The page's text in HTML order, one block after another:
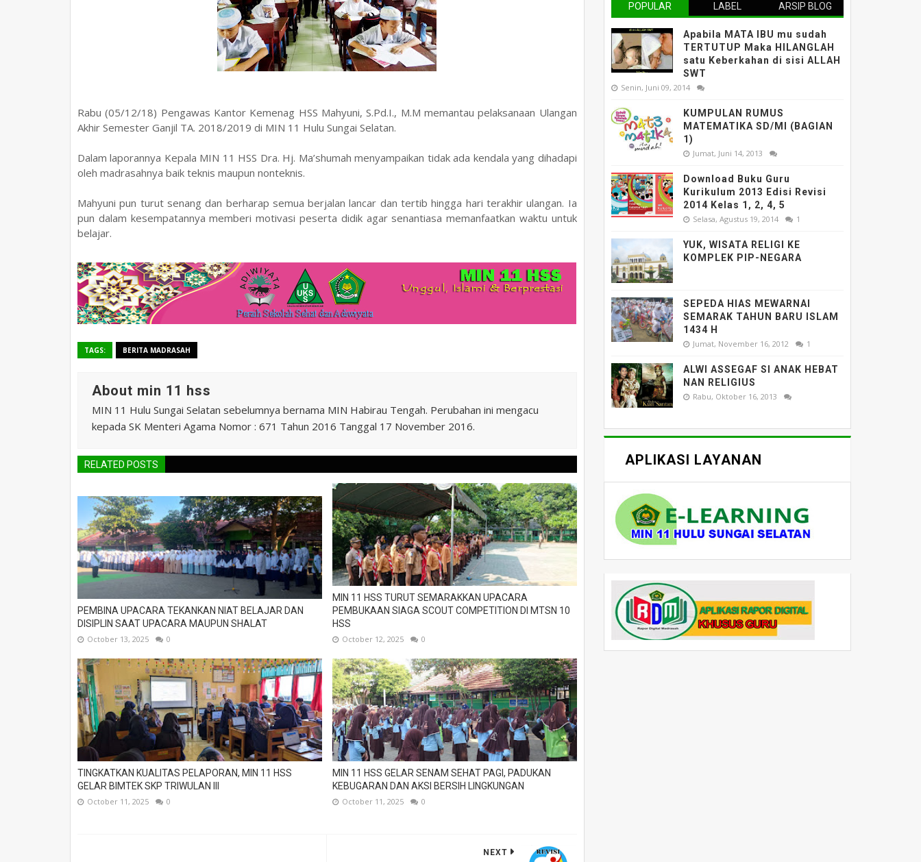
Rabu (05/12/18) Pengawas Kantor Kemenag HSS Mahyuni, S.Pd.I., M.M memantau pelaksanaan Ulangan
Akhir Semester Ganjil TA. 2018/2019 di MIN 11 Hulu Sungai Selatan.
Dalam laporannya Kepala MIN 11 HSS Dra. Hj. Ma’shumah menyampaikan tidak ada kendala yang dihadapi
oleh madrasahnya baik teknis maupun nonteknis.
Mahyuni pun turut senang dan berharap semua berjalan lancar dan tertib hingga hari terakhir ulangan. Ia
pun dalam kesempatannya memberi motivasi peserta didik agar senantiasa memanfaatkan waktu untuk
belajar.
TAGS: BERITA MADRASAH
About min 11 hss
MIN 11 Hulu Sungai Selatan sebelumnya bernama MIN Habirau Tengah. Perubahan ini mengacu
kepada SK Menteri Agama Nomor : 671 Tahun 2016 Tanggal 17 November 2016.
RELATED POSTS
PEMBINA UPACARA TEKANKAN NIAT BELAJAR DAN
DISIPLIN SAAT UPACARA MAUPUN SHALAT
October 13, 2025 0
MIN 11 HSS TURUT SEMARAKKAN UPACARA
PEMBUKAAN SIAGA SCOUT COMPETITION DI MTSN 10
HSS
October 12, 2025 0
TINGKATKAN KUALITAS PELAPORAN, MIN 11 HSS
GELAR BIMTEK SKP TRIWULAN III
October 11, 2025 0
MIN 11 HSS GELAR SENAM SEHAT PAGI, PADUKAN
KEBUGARAN DAN AKSI BERSIH LINGKUNGAN
October 11, 2025 0
NEXT
POPULAR LABEL ARSIP BLOG
Apabila MATA IBU mu sudah
TERTUTUP Maka HILANGLAH
satu Keberkahan di sisi ALLAH
SWT
Senin, Juni 09, 2014
KUMPULAN RUMUS
MATEMATIKA SD/MI (BAGIAN
1)
Jumat, Juni 14, 2013
Download Buku Guru
Kurikulum 2013 Edisi Revisi
2014 Kelas 1, 2, 4, 5
Selasa, Agustus 19, 2014 1
YUK, WISATA RELIGI KE
KOMPLEK PIP-NEGARA
SEPEDA HIAS MEWARNAI
SEMARAK TAHUN BARU ISLAM
1434 H
Jumat, November 16, 2012 1
ALWI ASSEGAF SI ANAK HEBAT
NAN RELIGIUS
Rabu, Oktober 16, 2013
APLIKASI LAYANAN